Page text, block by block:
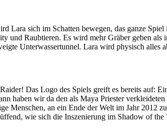
Lara sich im Schatten bewegen, das ganze
Raubtieren. Es wird mehr Gräber geben
Unterwassertunnel. Lara wird physisch alles
Das Logo des Spiels greift es bereits auf:
haben wir da den als Maya Priester
Menschen, an ein Ende der Welt im Jahr 2012
wie sich die Inszenierung im Shadow of